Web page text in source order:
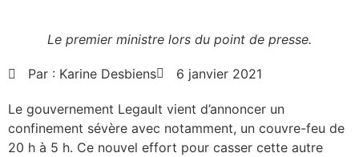
Le premier ministre lors du point de presse.
Par : Karine Desbiens 6 janvier 2021
Le gouvernement Legault vient d’annoncer un
confinement sévère avec notamment, un couvre-feu de
20 h à 5 h. Ce nouvel effort pour casser cette autre